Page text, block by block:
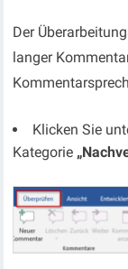
Der
langer
Klicken Sie
Kategorie